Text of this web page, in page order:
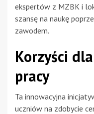
ekspertów z MZBK i
szansę na naukę
zawodem.
Korzyści
pracy
Ta innowacyjna
uczniów na zdobycie